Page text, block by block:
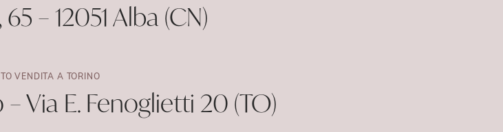
– 12051 Alba (CN)
VENDITA A TORINO
Via E. Fenoglietti 20 (TO)